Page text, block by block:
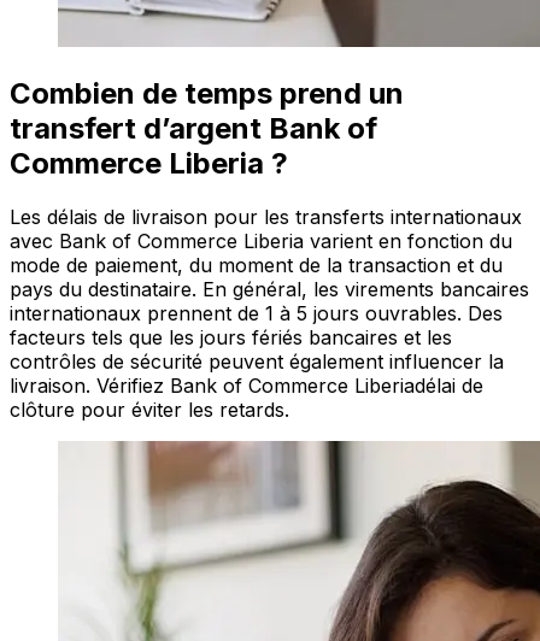
Combien de temps prend un
transfert d’argent Bank of
Commerce Liberia ?
Les délais de livraison pour les transferts internationaux
avec Bank of Commerce Liberia varient en fonction du
mode de paiement, du moment de la transaction et du
pays du destinataire. En général, les virements bancaires
internationaux prennent de 1 à 5 jours ouvrables. Des
facteurs tels que les jours fériés bancaires et les
contrôles de sécurité peuvent également influencer la
livraison. Vérifiez Bank of Commerce Liberiadélai de
clôture pour éviter les retards.